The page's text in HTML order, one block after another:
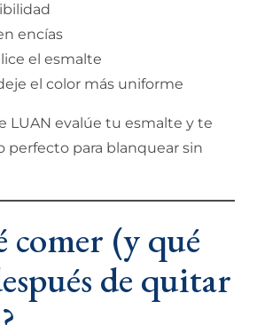
encías
el esmalte
el color más uniforme
LUAN evalúe tu esmalte y te
perfecto para blanquear sin
comer (y qué
de quitar